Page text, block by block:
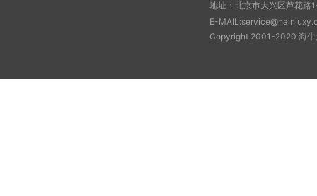
地址：北京市大兴区芦花路
E-
Copyright 2001-2020 海牛